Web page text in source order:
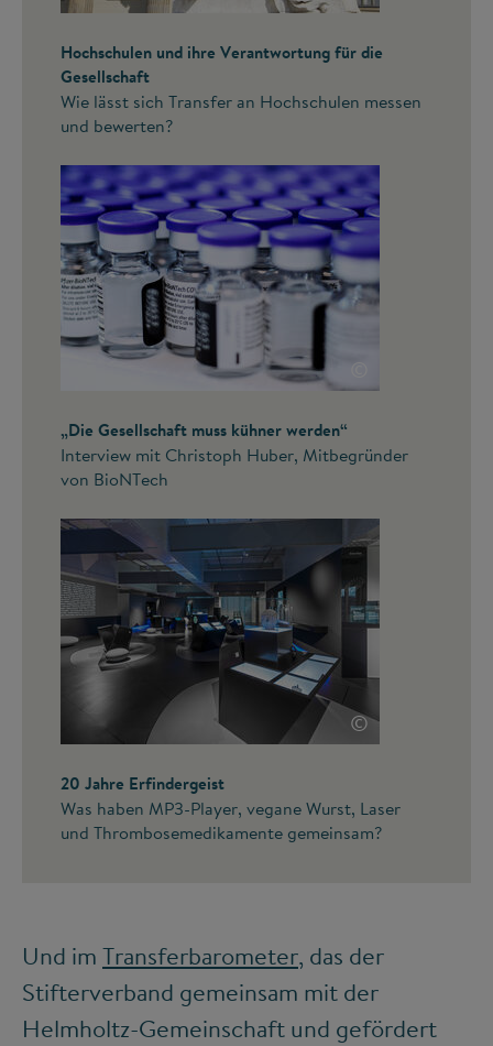
Hochschulen und ihre Verantwortung für die
Gesellschaft
Wie lässt sich Transfer an Hochschulen messen
und bewerten?
©
„Die Gesellschaft muss kühner werden“
Interview mit Christoph Huber, Mitbegründer
von BioNTech
©
20 Jahre Erfindergeist
Was haben MP3-Player, vegane Wurst, Laser
und Thrombosemedikamente gemeinsam?
Und im Transferbarometer, das der
Stifterverband gemeinsam mit der
Helmholtz-Gemeinschaft und gefördert